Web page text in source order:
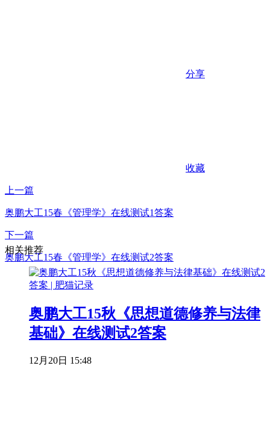
分享
收藏
上一篇
奥鹏大工15春《管理学》在线测试1答案
下一篇
奥鹏大工15春《管理学》在线测试2答案
相关推荐
奥鹏大工15秋《思想道德修养与法律
基础》在线测试2答案
12月20日 15:48